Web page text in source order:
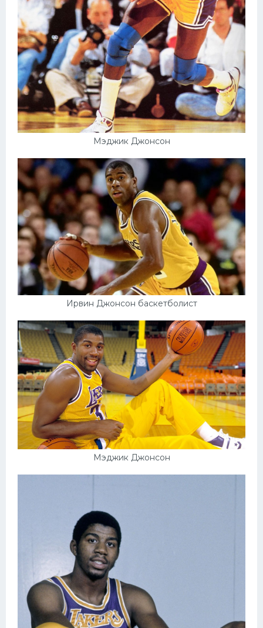
Мэджик Джонсон
Ирвин Джонсон баскетболист
Мэджик Джонсон